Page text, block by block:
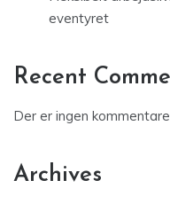
eventyret
Recent
Der er ingen
Archives